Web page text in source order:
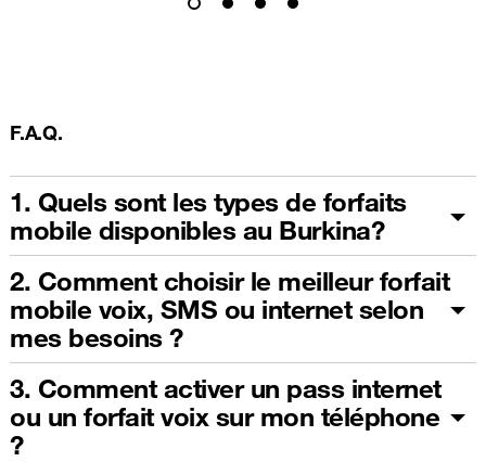
F.A.Q.
1. Quels sont les types de forfaits
mobile disponibles au Burkina?
2. Comment choisir le meilleur forfait
mobile voix, SMS ou internet selon
mes besoins ?
3. Comment activer un pass internet
ou un forfait voix sur mon téléphone
?